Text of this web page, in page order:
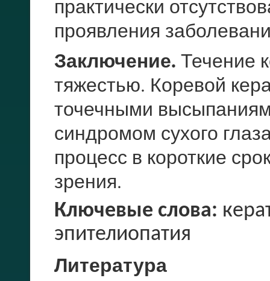
практически
проявления
Заключение. Течение
тяжестью. Коревой
точечными
синдромом сухого
процесс в короткие
зрения.
Ключевые слова:
эпителиопатия
Литература